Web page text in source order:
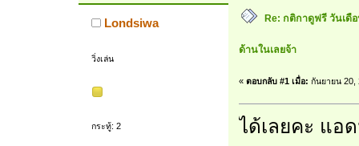
Londsiwa
วิ่งเล่น
กระทู้: 2
Re: กติกาดูฟรี วันเดื
ด้านในเลยจ้า
« ตอบกลับ #1 เมื่อ: กันยายน 20,
ได้เลยคะ แอ